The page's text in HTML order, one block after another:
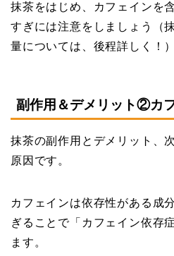
抹茶をはじめ、カフェインを
すぎには注意をしましょう（
量については、後程詳しく！）
副作用＆デメリット②カ
抹茶の副作用とデメリット、
原因です。
カフェインは依存性がある成
ぎることで「カフェイン依存
ます。